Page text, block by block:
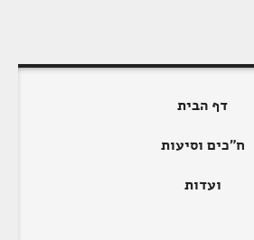
דף הבית
ח"כים וסיעות
ועדות